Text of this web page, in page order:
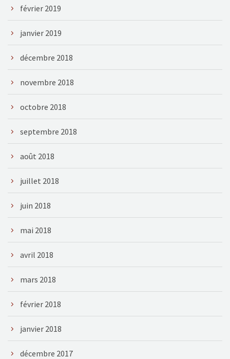
février 2019
janvier 2019
décembre 2018
novembre 2018
octobre 2018
septembre 2018
août 2018
juillet 2018
juin 2018
mai 2018
avril 2018
mars 2018
février 2018
janvier 2018
décembre 2017